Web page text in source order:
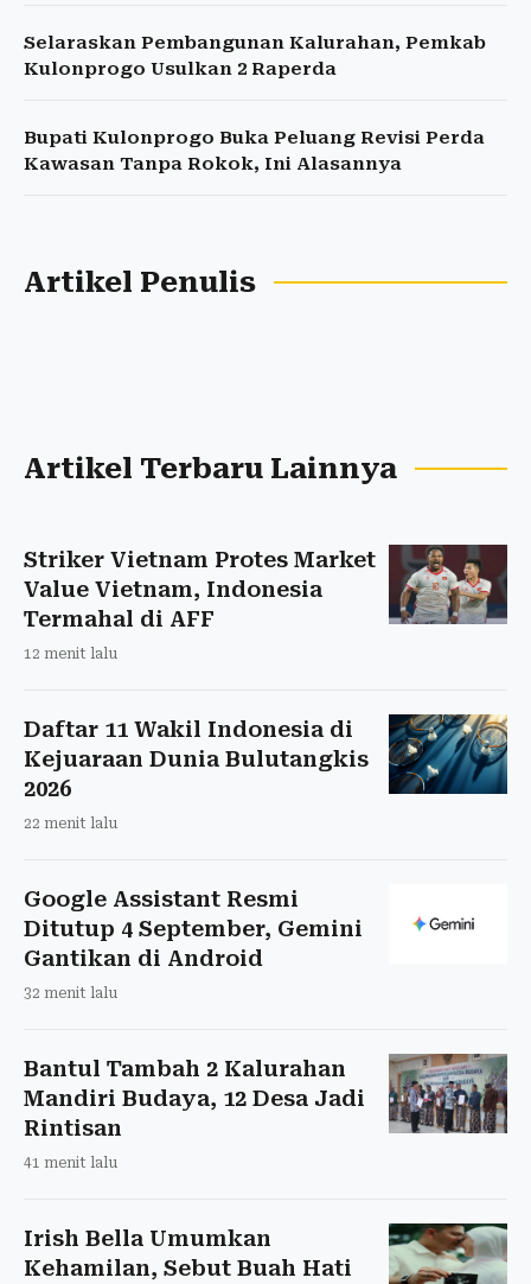
Selaraskan Pembangunan Kalurahan, Pemkab
Kulonprogo Usulkan 2 Raperda
Bupati Kulonprogo Buka Peluang Revisi Perda
Kawasan Tanpa Rokok, Ini Alasannya
Artikel Penulis
Artikel Terbaru Lainnya
Striker Vietnam Protes Market
Value Vietnam, Indonesia
Termahal di AFF
12 menit lalu
Daftar 11 Wakil Indonesia di
Kejuaraan Dunia Bulutangkis
2026
22 menit lalu
Google Assistant Resmi
Ditutup 4 September, Gemini
Gantikan di Android
32 menit lalu
Bantul Tambah 2 Kalurahan
Mandiri Budaya, 12 Desa Jadi
Rintisan
41 menit lalu
Irish Bella Umumkan
Kehamilan, Sebut Buah Hati